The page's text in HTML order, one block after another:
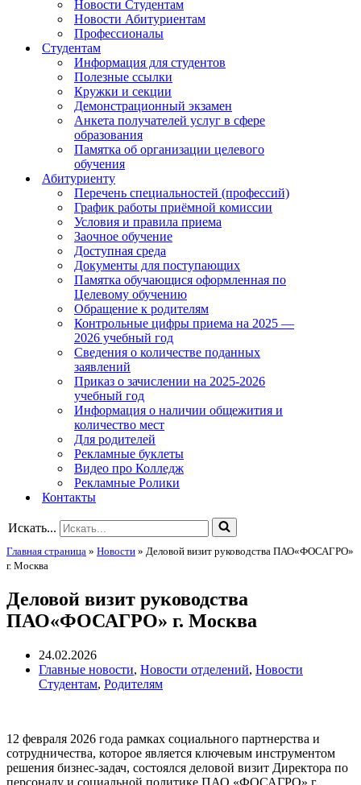
Новости Студентам
Новости Абитуриентам
Профессионалы
Студентам
Информация для студентов
Полезные ссылки
Кружки и секции
Демонстрационный экзамен
Анкета получателей услуг в сфере
образования
Памятка об организации целевого
обучения
Абитуриенту
Перечень специальностей (профессий)
График работы приёмной комиссии
Условия и правила приема
Заочное обучение
Доступная среда
Документы для поступающих
Памятка обучающися оформленная по
Целевому обучению
Обращение к родителям
Контрольные цифры приема на 2025 —
2026 учебный год
Сведения о количестве поданных
заявлений
Приказ о зачислении на 2025-2026
учебный год
Информация о наличии общежития и
количество мест
Для родителей
Рекламные буклеты
Видео про Колледж
Рекламные Ролики
Контакты
Искать...
Главная страница » Новости » Деловой визит руководства ПАО«ФОСАГРО»
г. Москва
Деловой визит руководства
ПАО«ФОСАГРО» г. Москва
24.02.2026
Главные новости, Новости отделений, Новости
Студентам, Родителям
12 февраля 2026 года рамках социального партнерства и
сотрудничества, которое является ключевым инструментом
решения бизнес-задач, состоялся деловой визит Директора по
персоналу и социальной политике ПАО «ФОСАГРО» г.